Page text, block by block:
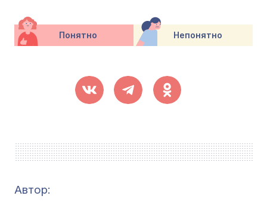
Понятно Непонятно
Автор: